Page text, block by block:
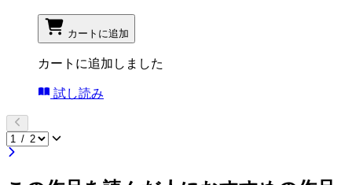
カートに追加
カートに追加しました
試し読み